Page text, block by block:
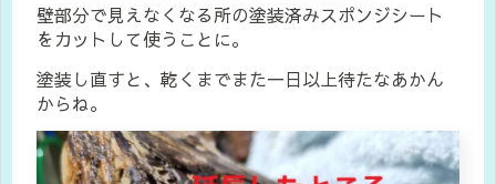
壁部分で見えなくなる所の塗装済みスポンジシート
をカットして使うことに。
塗装し直すと、乾くまでまた一日以上待たなあかん
からね。